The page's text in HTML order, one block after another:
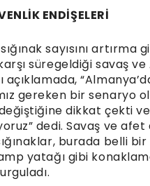
ENDİŞELERİ
sayısını
süregeldiği savaş
açıklamada,
gereken bir senaryo
dikkat çekti ve
dedi. Savaş ve
burada belli
yatağı gibi